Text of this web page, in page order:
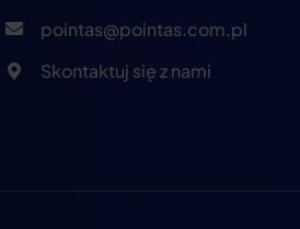
pointas@pointas.com.pl
Skontaktuj się z nami